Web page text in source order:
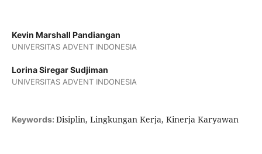
Kevin Marshall Pandiangan
UNIVERSITAS ADVENT INDONESIA
Lorina Siregar Sudjiman
UNIVERSITAS ADVENT INDONESIA
Keywords: Disiplin, Lingkungan Kerja, Kinerja Karyawan